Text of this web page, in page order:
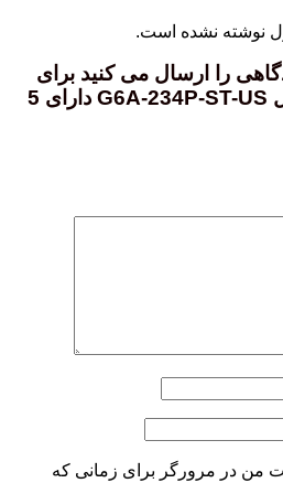
نوشته نشده است.
را ارسال می کنید برای
“رله امرن مخابراتی مدل G6A-234P-ST-US دارای 5
من در مرورگر برای زمانی که